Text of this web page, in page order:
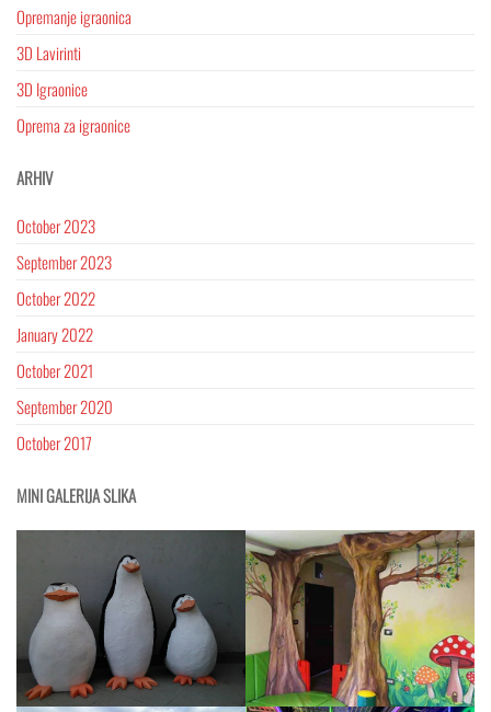
Opremanje igraonica
3D Lavirinti
3D Igraonice
Oprema za igraonice
ARHIV
October 2023
September 2023
October 2022
January 2022
October 2021
September 2020
October 2017
MINI GALERIJA SLIKA